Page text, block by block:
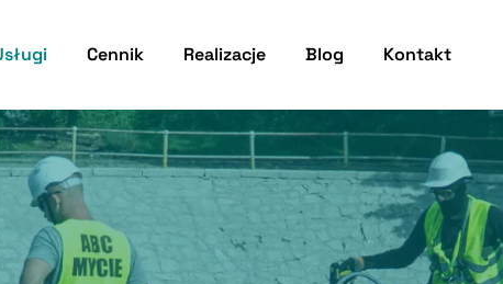
Cennik Realizacje Blog Kontakt